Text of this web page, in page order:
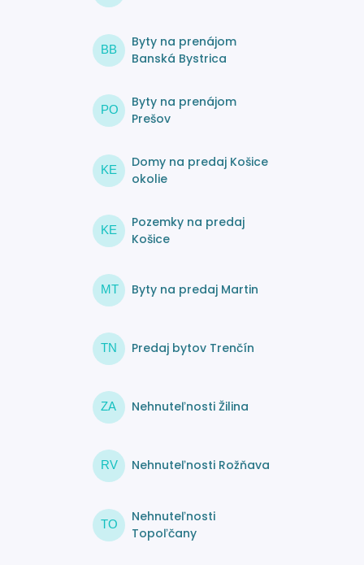
BB
Byty na prenájom
Banská Bystrica
PO
Byty na prenájom
Prešov
KE
Domy na predaj Košice
okolie
KE
Pozemky na predaj
Košice
MT Byty na predaj Martin
TN Predaj bytov Trenčín
ZA Nehnuteľnosti Žilina
RV Nehnuteľnosti Rožňava
TO
Nehnuteľnosti
Topoľčany